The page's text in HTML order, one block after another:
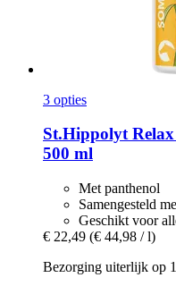
3 opties
St.HippolytRelax
500 ml
Met panthenol
Samengesteld
Geschikt voor
€ 22,49 (€ 44,98 / l)
Bezorging uiterlijk op